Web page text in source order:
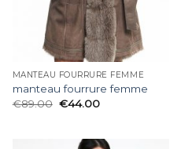
MANTEAU FOURRURE FEMME
manteau fourrure femme
€89.00 €44.00